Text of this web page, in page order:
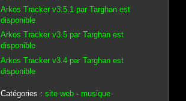
Arkos Tracker v3.5.1 par Targhan est
disponible
Arkos Tracker v3.5 par Targhan est
disponible
Arkos Tracker v3.4 par Targhan est
disponible
Catégories : site web- musique